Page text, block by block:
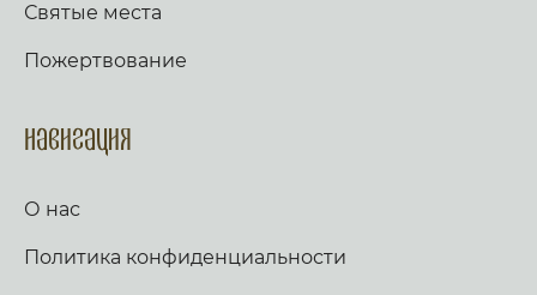
Святые места
Пожертвование
Навигация
О нас
Политика конфиденциальности